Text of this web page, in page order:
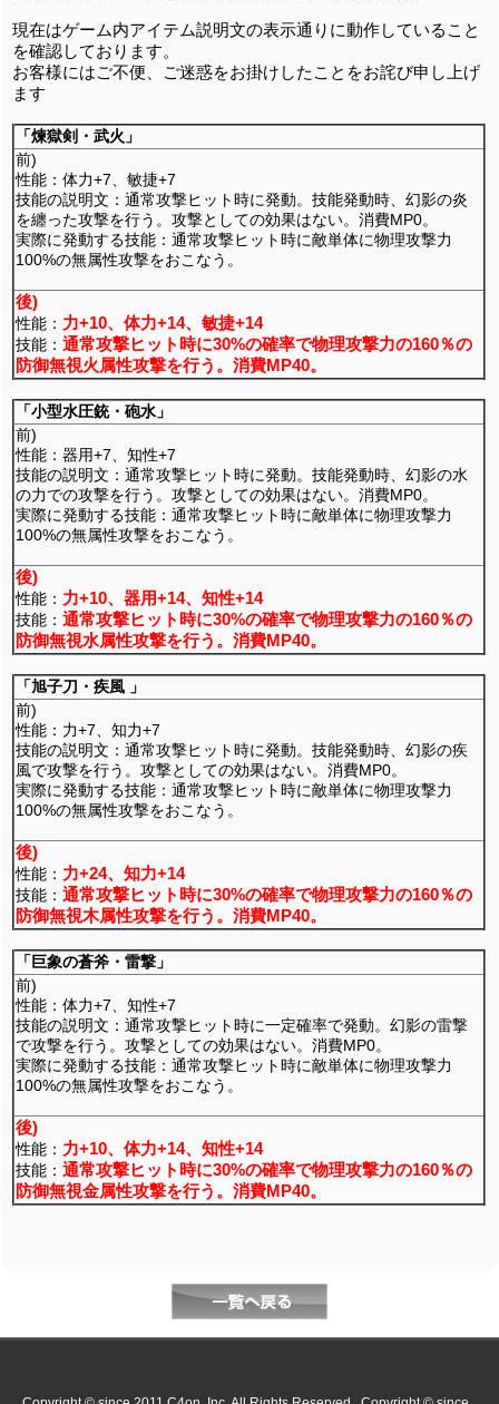
現在はゲーム内アイテム説明文の表示通りに動作していること
を確認しております。
お客様にはご不便、ご迷惑をお掛けしたことをお詫び申し上げ
ます
「煉獄剣・武火」
前)
性能：体力+7、敏捷+7
技能の説明文：通常攻撃ヒット時に発動。技能発動時、幻影の炎
を纏った攻撃を行う。攻撃としての効果はない。消費MP0。
実際に発動する技能：通常攻撃ヒット時に敵単体に物理攻撃力
100%の無属性攻撃をおこなう。
後)
性能： 力+10、体力+14、敏捷+14
技能：通常攻撃ヒット時に30%の確率で物理攻撃力の160％の
防御無視火属性攻撃を行う。消費MP40。
「小型水圧銃・砲水」
前)
性能：器用+7、知性+7
技能の説明文：通常攻撃ヒット時に発動。技能発動時、幻影の水
の力での攻撃を行う。攻撃としての効果はない。消費MP0。
実際に発動する技能：通常攻撃ヒット時に敵単体に物理攻撃力
100%の無属性攻撃をおこなう。
後)
性能： 力+10、器用+14、知性+14
技能：通常攻撃ヒット時に30%の確率で物理攻撃力の160％の
防御無視水属性攻撃を行う。消費MP40。
「旭子刀・疾風 」
前)
性能：力+7、知力+7
技能の説明文：通常攻撃ヒット時に発動。技能発動時、幻影の疾
風で攻撃を行う。攻撃としての効果はない。消費MP0。
実際に発動する技能：通常攻撃ヒット時に敵単体に物理攻撃力
100%の無属性攻撃をおこなう。
後)
性能： 力+24、知力+14
技能：通常攻撃ヒット時に30%の確率で物理攻撃力の160％の
防御無視木属性攻撃を行う。消費MP40。
「巨象の蒼斧・雷撃」
前)
性能：体力+7、知性+7
技能の説明文：通常攻撃ヒット時に一定確率で発動。幻影の雷撃
で攻撃を行う。攻撃としての効果はない。消費MP0。
実際に発動する技能：通常攻撃ヒット時に敵単体に物理攻撃力
100%の無属性攻撃をおこなう。
後)
性能： 力+10、体力+14、知性+14
技能：通常攻撃ヒット時に30%の確率で物理攻撃力の160％の
防御無視金属性攻撃を行う。消費MP40。